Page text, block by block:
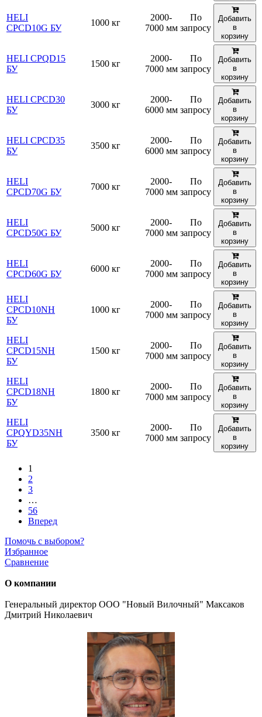
HELI
CPСD10G БУ
1000 кг
2000-
7000 мм
По
запросу
Добавить
в
корзину
HELI CPQD15
БУ
1500 кг
2000-
7000 мм
По
запросу
Добавить
в
корзину
HELI CPСD30
БУ
3000 кг
2000-
6000 мм
По
запросу
Добавить
в
корзину
HELI CPСD35
БУ
3500 кг
2000-
6000 мм
По
запросу
Добавить
в
корзину
HELI
CPCD70G БУ
7000 кг
2000-
7000 мм
По
запросу
Добавить
в
корзину
HELI
CPCD50G БУ
5000 кг
2000-
7000 мм
По
запросу
Добавить
в
корзину
HELI
CPCD60G БУ
6000 кг
2000-
7000 мм
По
запросу
Добавить
в
корзину
HELI
CPСD10NH
БУ
1000 кг
2000-
7000 мм
По
запросу
Добавить
в
корзину
HELI
CPСD15NH
БУ
1500 кг
2000-
7000 мм
По
запросу
Добавить
в
корзину
HELI
CPCD18NH
БУ
1800 кг
2000-
7000 мм
По
запросу
Добавить
в
корзину
HELI
CPQYD35NH
БУ
3500 кг
2000-
7000 мм
По
запросу
Добавить
в
корзину
1
2
3
…
56
Вперед
Помочь с выбором?
Избранное
Сравнение
О компании
Генеральный директор ООО "Новый Вилочный" Максаков
Дмитрий Николаевич